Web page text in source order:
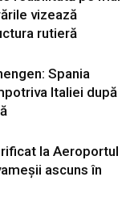
vizează
rutieră
Spania
Italiei după
la Aeroportul
ascuns în